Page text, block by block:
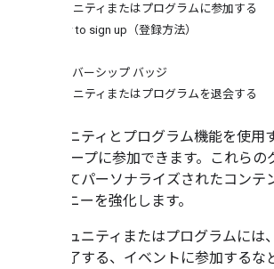
コミュニティまたはプログラムに参加する
How to sign up（登録方法）
メンバーシップ バッジ
コミュニティまたはプログラムを退会する
コミュニティとプログラム機能を使
プ グループに参加できます。これら
についてパーソナライズされたコン
ジャーニーを強化します。
各コミュニティまたはプログラムに
ツを完了する、イベントに参加する